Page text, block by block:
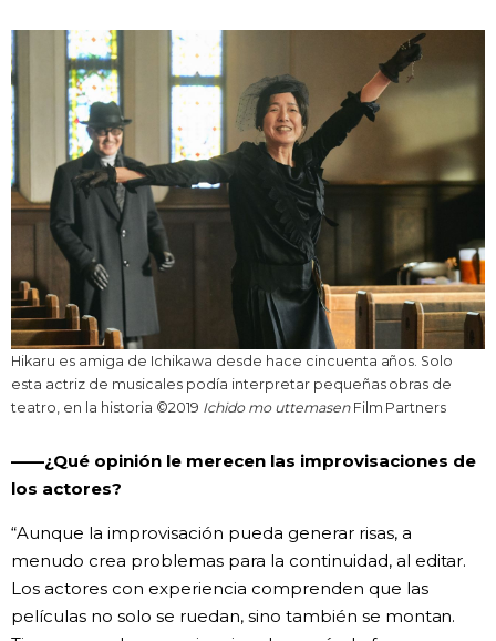
Hikaru es amiga de Ichikawa desde hace cincuenta años. Solo
esta actriz de musicales podía interpretar pequeñas obras de
teatro, en la historia ©2019 Ichido mo uttemasen Film Partners
——¿Qué opinión le merecen las improvisaciones de
los actores?
“Aunque la improvisación pueda generar risas, a
menudo crea problemas para la continuidad, al editar.
Los actores con experiencia comprenden que las
películas no solo se ruedan, sino también se montan.